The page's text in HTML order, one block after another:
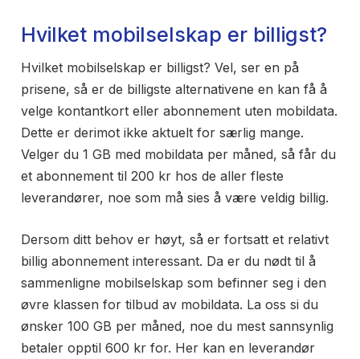
Hvilket mobilselskap er billigst?
Hvilket mobilselskap er billigst? Vel, ser en på
prisene, så er de billigste alternativene en kan få å
velge kontantkort eller abonnement uten mobildata.
Dette er derimot ikke aktuelt for særlig mange.
Velger du 1 GB med mobildata per måned, så får du
et abonnement til 200 kr hos de aller fleste
leverandører, noe som må sies å være veldig billig.
Dersom ditt behov er høyt, så er fortsatt et relativt
billig abonnement interessant. Da er du nødt til å
sammenligne mobilselskap som befinner seg i den
øvre klassen for tilbud av mobildata. La oss si du
ønsker 100 GB per måned, noe du mest sannsynlig
betaler opptil 600 kr for. Her kan en leverandør